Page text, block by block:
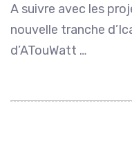
A suivre avec les
nouvelle tranche
d’ATouWatt …